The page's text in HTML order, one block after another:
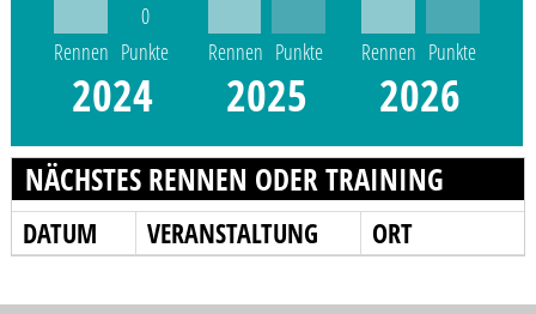
Rennen
0
Punkte
2024
Rennen Punkte
2025
Rennen Punkte
2026
NÄCHSTES RENNEN ODER TRAINING
DATUM VERANSTALTUNG ORT